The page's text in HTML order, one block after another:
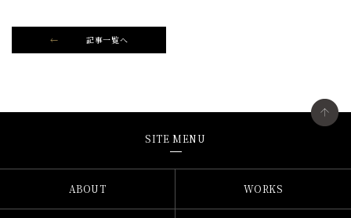
記事一覧へ
SITE MENU
ABOUT WORKS